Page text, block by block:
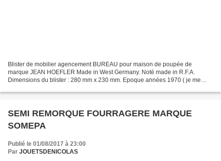
Blister de mobilier agencement BUREAU pour maison de poupée de
marque JEAN HOEFLER Made in West Germany. Noté made in R.F.A.
Dimensions du blister : 280 mm x 230 mm. Epoque années 1970 ( je me
SEMI REMORQUE FOURRAGERE MARQUE
SOMEPA
Publié le 01/08/2017 à 23:00
Par JOUETSDENICOLAS